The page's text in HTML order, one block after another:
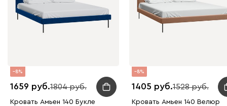
Бежевый Графит Молочный Серый
8
1659 1804
Кровать Амьен 140 Букле
8
1405 1528
Кровать Амьен 140 Велюр